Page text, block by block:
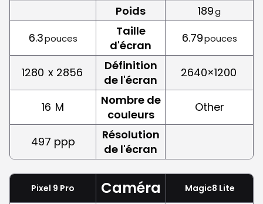
Poids 189g
6.3pouces
Taille
d'écran
6.79pouces
1280 x 2856
Définition
de l'écran
2640×1200
16 M
Nombre de
couleurs
Other
497 ppp
Résolution
de l'écran
Pixel 9 Pro Caméra Magic8 Lite